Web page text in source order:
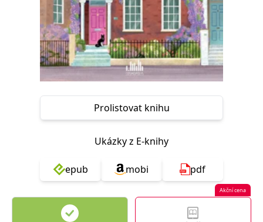
Prolistovat knihu
Ukázky z E-knihy
epub mobi pdf
Akční cena
Nezbytně nutné soubory cookie umožňují základní funkce webových
stránek, jako je přihlášení uživatele a správa účtu. Webové stránky nelze
bez nezbytně nutných souborů cookie správně používat.
Název
Provider /
Doména
Vyprší Popis
CookieScriptConsent 1 měsíc
Tento soubor
používá
Script.com k
návštěvníků.
banner
cookie